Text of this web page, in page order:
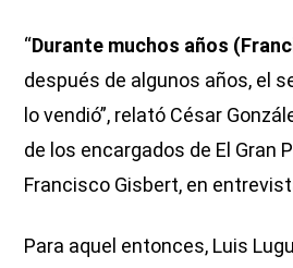
“Durante muchos años
después de algunos años, el
lo vendió”, relató César
de los encargados de El Gran
Francisco Gisbert, en
Para aquel entonces, Luis